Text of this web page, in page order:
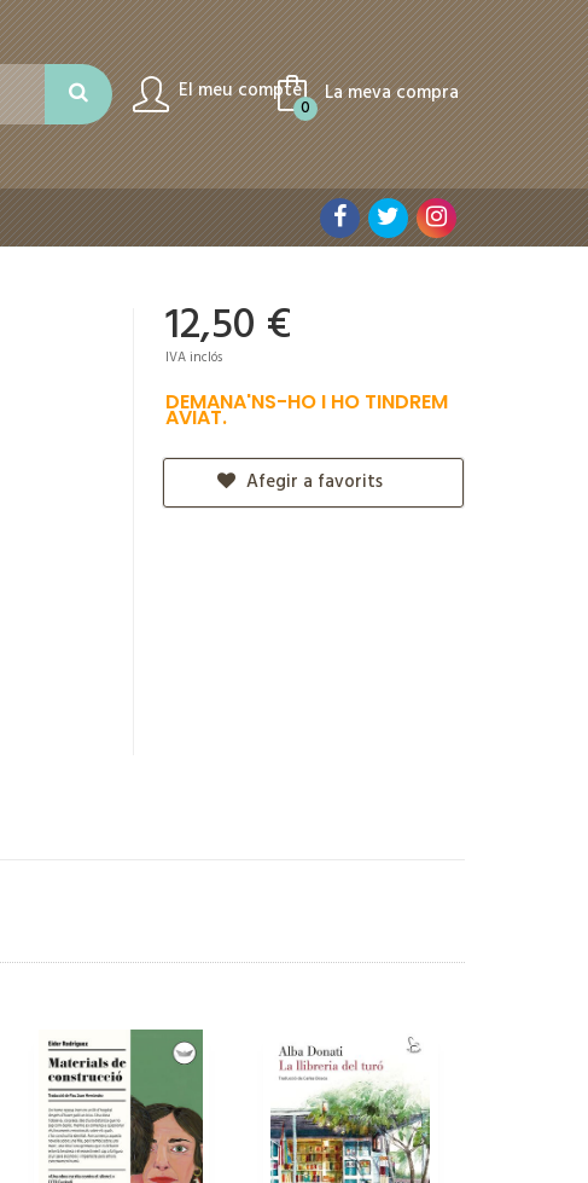
El meu compte La meva compra
0
12,50 €
IVA inclós
DEMANA'NS-HO I HO TINDREM
AVIAT.
Afegir a favorits